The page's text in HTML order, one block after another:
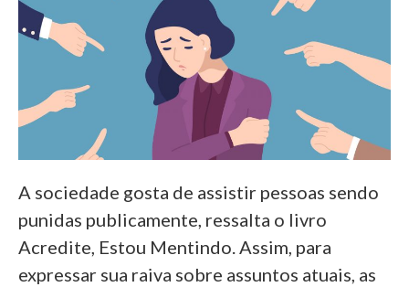
A sociedade gosta de assistir pessoas sendo
punidas publicamente, ressalta o livro
Acredite, Estou Mentindo. Assim, para
expressar sua raiva sobre assuntos atuais, as